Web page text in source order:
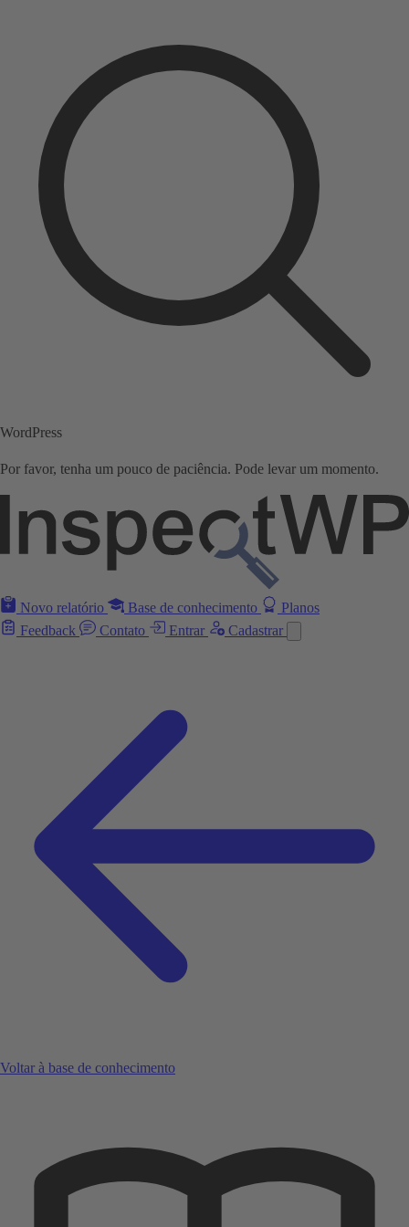
WordPress
Por favor, tenha um pouco de paciência. Pode levar um momento.
Novo relatório Base de conhecimento
Planos
Feedback
Contato Entrar Cadastrar
Voltar à base de conhecimento